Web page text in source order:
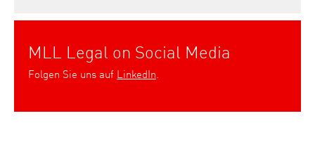
MLL Legal on Social Media
Folgen Sie uns auf LinkedIn.